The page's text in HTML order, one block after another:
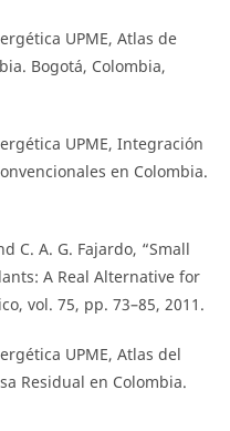
UPME, Atlas de
Bogotá, Colombia,
UPME, Integración
en Colombia.
C. A. G. Fajardo, “Small
A Real Alternative for
vol. 75, pp. 73–85, 2011.
UPME, Atlas del
Residual en Colombia.